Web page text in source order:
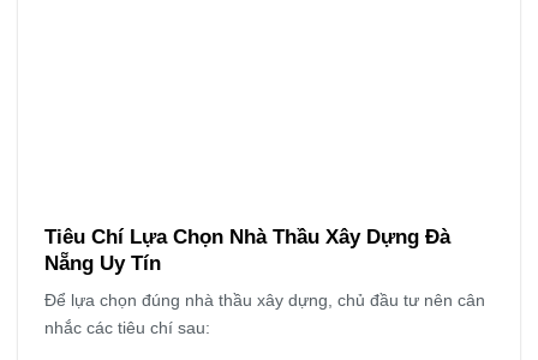
Tiêu Chí Lựa Chọn Nhà Thầu Xây Dựng Đà
Nẵng Uy Tín
Để lựa chọn đúng nhà thầu xây dựng, chủ đầu tư nên cân
nhắc các tiêu chí sau: